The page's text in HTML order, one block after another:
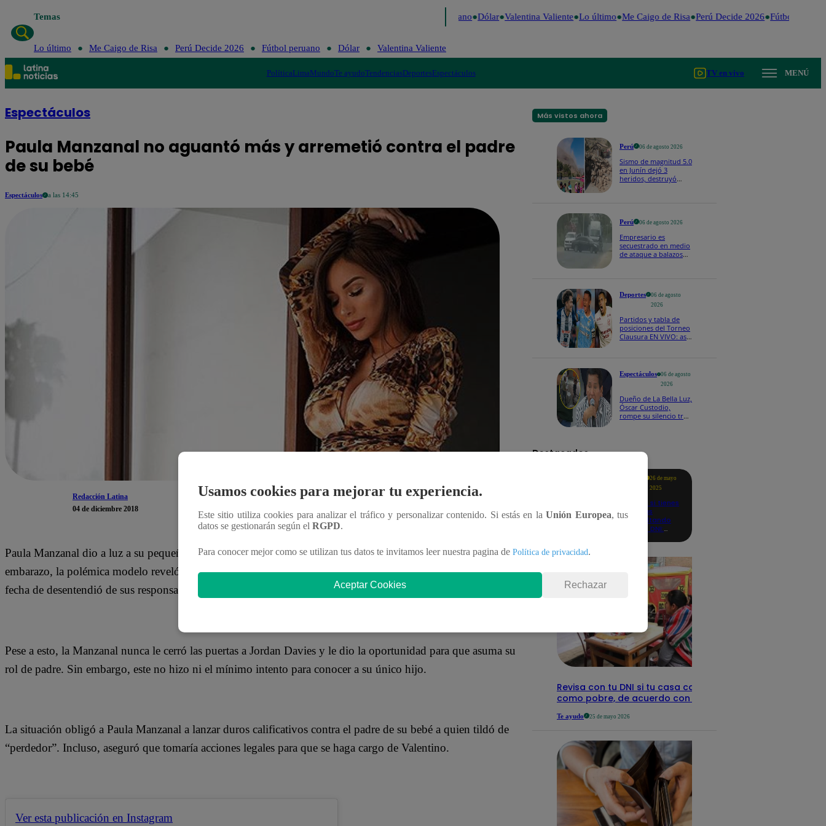
Temas Fútbol peruano Dólar Valentina Valiente Lo último Me Caigo de Risa Perú Decide 2026 Fútbol peruano
Lo último Me Caigo de Risa Perú Decide 2026 Fútbol peruano Dólar Valentina Valiente
PolíticaLimaMundoTe ayudoTendenciasDeportesEspectáculos TV en vivo MENÚ
Espectáculos
Paula Manzanal no aguantó más y arremetió contra el padre
de su bebé
Espectáculos a las 14:45
Redacción Latina
04 de diciembre 2018
Paula Manzanal dio a luz a su pequeño Valentino con la ausencia del padre de su niño. Desde la mitad de su
embarazo, la polémica modelo reveló la separación del chico reality británico Jordan Davies, quien desde esa
fecha de desentendió de sus responsabilidades.
Pese a esto, la Manzanal nunca le cerró las puertas a Jordan Davies y le dio la oportunidad para que asuma su
rol de padre. Sin embargo, este no hizo ni el mínimo intento para conocer a su único hijo.
La situación obligó a Paula Manzanal a lanzar duros calificativos contra el padre de su bebé a quien tildó de
“perdedor”. Incluso, aseguró que tomaría acciones legales para que se haga cargo de Valentino.
Ver esta publicación en Instagram
Más vistos ahora
Perú 06 de agosto 2026
Sismo de magnitud 5.0
en Junín dejó 3
heridos, destruyó
Perú 06 de agosto 2026
Empresario es
secuestrado en medio
de ataque a balazos
Deportes
06 de agosto
2026
Partidos y tabla de
posiciones del Torneo
Clausura EN VIVO: así
Espectáculos
06 de agosto
2026
Dueño de La Bella Luz,
Óscar Custodio,
rompe su silencio tras
Destacados
26 de mayo
2025
Revisa si tienes
deudas
consultando
con tu DNI:
Revisa con tu DNI si tu casa califica
como pobre, de acuerdo con el Sisfoh
Te ayudo 25 de mayo 2026
Usamos cookies para mejorar tu experiencia.
Este sitio utiliza cookies para analizar el tráfico y personalizar contenido. Si estás en laUnión Europea, tus
datos se gestionarán según el RGPD.
Para conocer mejor como se utilizan tus datos te invitamos leer nuestra pagina de Política de privacidad.
Aceptar Cookies Rechazar